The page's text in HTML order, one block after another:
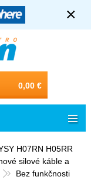
×
0,00 €
H07RN H05RR
silové káble a
Bez funkčnosti